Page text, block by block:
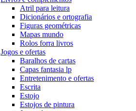
Atril para leitura
Dicionários e ortografia
Figuras geométricas
Mapas mundo
Rolos forra livros
Jogos e ofertas
Baralhos de cartas
Capas fantasia lp
Entretenimento e ofertas
Escrita
Estojo
Estojos de pintura